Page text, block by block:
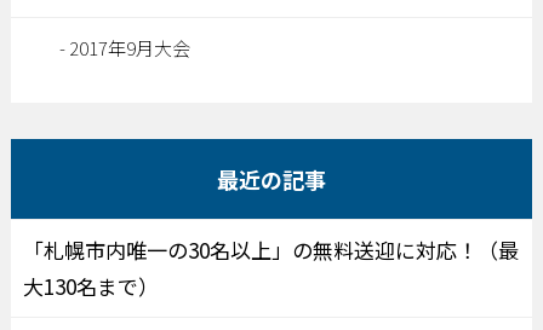
2017年9月大会
最近の記事
「札幌市内唯一の30名以上」の無料送迎に対応！（最
大130名まで）